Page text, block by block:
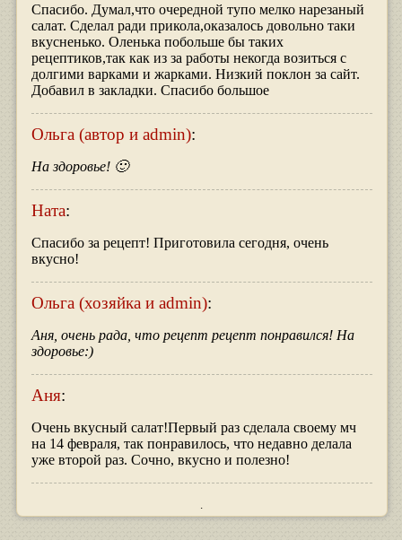
Спасибо. Думал,что очередной тупо мелко нарезаный
салат. Сделал ради прикола,оказалось довольно таки
вкусненько. Оленька побольше бы таких
рецептиков,так как из за работы некогда возиться с
долгими варками и жарками. Низкий поклон за сайт.
Добавил в закладки. Спасибо большое
Ольга (автор и admin):
На здоровье! 🙂
Ната:
Спасибо за рецепт! Приготовила сегодня, очень
вкусно!
Ольга (хозяйка и admin):
Аня, очень рада, что рецепт рецепт понравился! На
здоровье:)
Аня:
Очень вкусный салат!Первый раз сделала своему мч
на 14 февраля, так понравилось, что недавно делала
уже второй раз. Сочно, вкусно и полезно!